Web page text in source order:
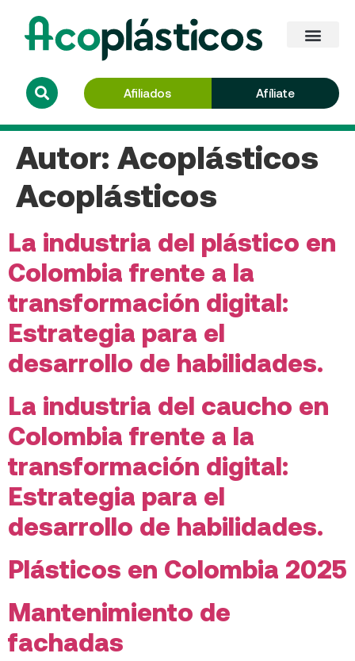
Afiliados Afíliate
Autor: Acoplásticos
Acoplásticos
La industria del plástico en
Colombia frente a la
transformación digital:
Estrategia para el
desarrollo de habilidades.
La industria del caucho en
Colombia frente a la
transformación digital:
Estrategia para el
desarrollo de habilidades.
Plásticos en Colombia 2025
Mantenimiento de
fachadas